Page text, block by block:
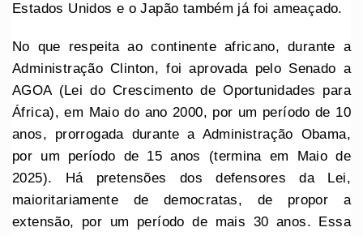
Estados Unidos e o Japão também já foi ameaçado.
No que respeita ao continente africano, durante a
Administração Clinton, foi aprovada pelo Senado a
AGOA (Lei do Crescimento de Oportunidades para
África), em Maio do ano 2000, por um período de 10
anos, prorrogada durante a Administração Obama,
por um período de 15 anos (termina em Maio de
2025). Há pretensões dos defensores da Lei,
maioritariamente de democratas, de propor a
extensão, por um período de mais 30 anos. Essa